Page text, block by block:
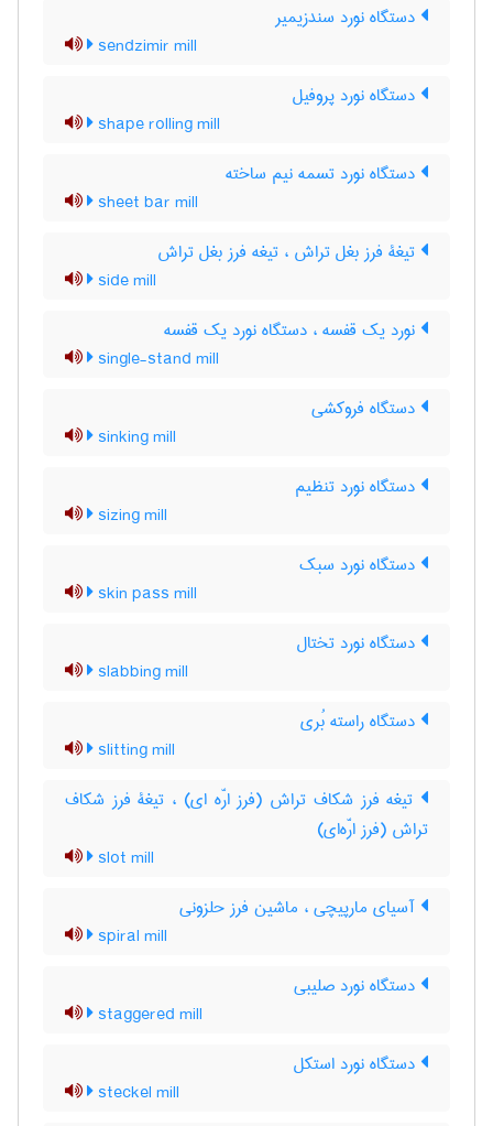
دستگاه نورد سندزیمیر
sendzimir mill
دستگاه نورد پروفیل
shape rolling mill
دستگاه نورد تسمه نیم ساخته
sheet bar mill
تیغۀ فرز بغل تراش ، تیغه فرز بغل تراش
side mill
نورد یک قفسه ، دستگاه نورد یک قفسه
single-stand mill
دستگاه فروکشی
sinking mill
دستگاه نورد تنظیم
sizing mill
دستگاه نورد سبک
skin pass mill
دستگاه نورد تختال
slabbing mill
دستگاه راسته بُری
slitting mill
تیغه فرز شکاف تراش (فرز ارّه ای) ، تیغۀ فرز شکاف
تراش (فرز ارّه‌ای)
slot mill
آسیای مارپیچی ، ماشین فرز حلزونی
spiral mill
دستگاه نورد صلیبی
staggered mill
دستگاه نورد استکل
steckel mill